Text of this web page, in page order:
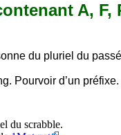
A, F,
du pluriel du
Pourvoir d’un
du scrabble.